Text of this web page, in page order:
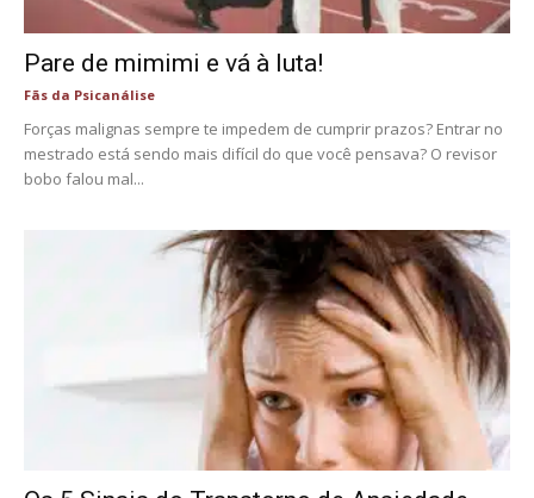
Pare de mimimi e vá à luta!
Fãs da Psicanálise
Forças malignas sempre te impedem de cumprir prazos? Entrar no
mestrado está sendo mais difícil do que você pensava? O revisor
bobo falou mal...